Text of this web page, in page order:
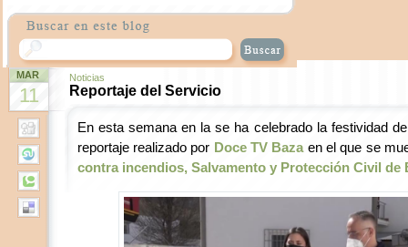
MAR
11
Noticias
Reportaje del Servicio
En esta semana en la se ha celebrado la festividad
reportaje realizado por Doce TV Bazaen el que se
contra incendios, Salvamento y Protección Civil de